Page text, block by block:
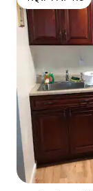
गेस्ट्स की फ़ेवरेट